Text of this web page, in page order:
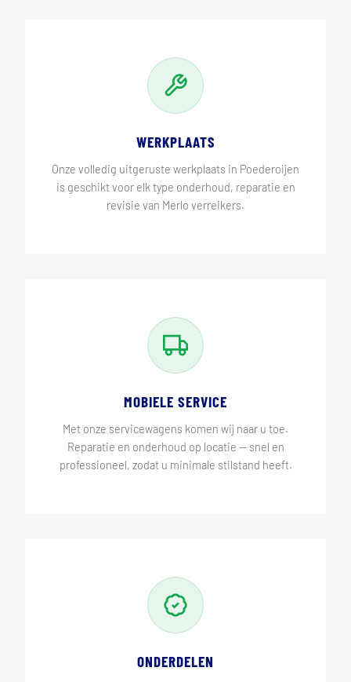
WERKPLAATS
Onze volledig uitgeruste werkplaats in Poederoijen
is geschikt voor elk type onderhoud, reparatie en
revisie van Merlo verreikers.
MOBIELE SERVICE
Met onze servicewagens komen wij naar u toe.
Reparatie en onderhoud op locatie — snel en
professioneel, zodat u minimale stilstand heeft.
ONDERDELEN